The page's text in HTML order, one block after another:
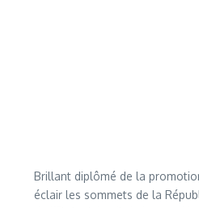
Brillant diplômé de la
éclair les sommets de la